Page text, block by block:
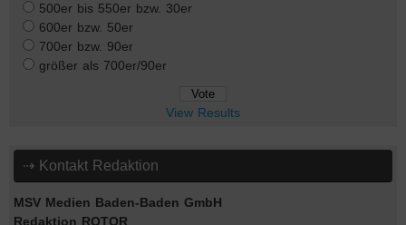
500er bis 550er bzw. 30er
600er bzw. 50er
700er bzw. 90er
größer als 700er/90er
View Results
⇢ Kontakt Redaktion
MSV Medien Baden-Baden GmbH
Redaktion ROTOR